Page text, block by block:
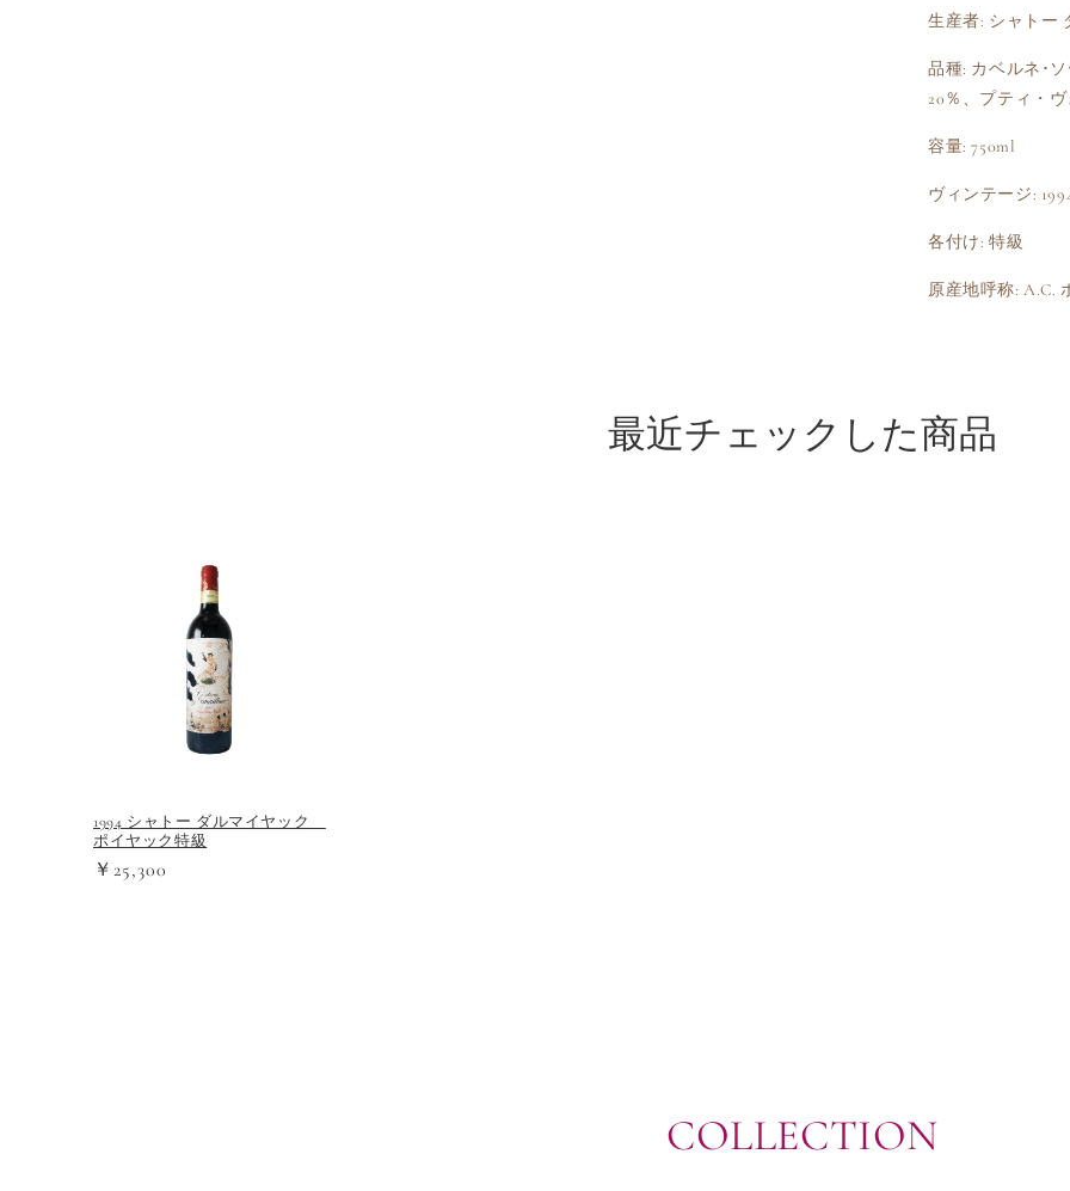
生産者: シャトー
品種: カベルネ･
20％、プティ・ヴ
容量: 750ml
ヴィンテージ:
各付け: 特級
原産地呼称: A.C.
最近チェックした商品
1994 シャトー ダルマイヤック
ポイヤック特級
￥25,300
COLLECTION